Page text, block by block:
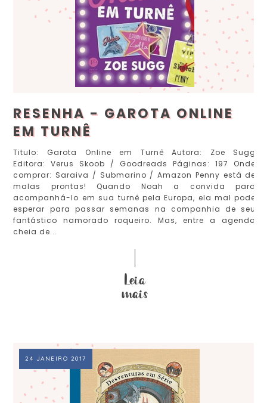
RESENHA - GAROTA ONLINE
EM TURNÊ
Titulo: Garota Online em Turnê Autora: Zoe Sugg
Editora: Verus Skoob / Goodreads Páginas: 197 Onde
comprar: Saraiva / Submarino / Amazon Penny está de
malas prontas! Quando Noah a convida para
acompanhá-lo em sua turnê pela Europa, ela mal pode
esperar para passar semanas na companhia de seu
fantástico namorado roqueiro. Mas, entre a agenda
cheia de...
24 JANEIRO 2017